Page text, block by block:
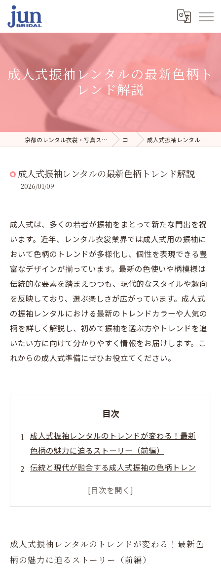
成人式振袖レンタルの最新色柄ト
レンド解説
京都のレンタル衣裳・写真スタジオならジュンブライダル コラム 成人式振袖レンタルの最新色柄トレンド解説
成人式振袖レンタルの最新色柄トレンド解説
2026/01/09
成人式は、多くの若者が振袖をまとって新たな門出を祝
います。近年、レンタル衣裳業界では成人式用の振袖に
おいて色柄のトレンドが多様化し、個性を表現できる豊
富なデザインが揃っています。最新の色使いや柄模様は
伝統的な要素を踏まえつつも、現代的なスタイルや趣向
を反映しており、選ぶ楽しさが広がっています。成人式
の振袖レンタルにおける最新のトレンドカラーや人気の
柄を詳しく解説し、初めて振袖を選ぶ方やトレンドを追
いたい方に向けて分かりやすく情報をお届けします。こ
れからの成人式準備にぜひお役立てください。
目次
成人式振袖レンタルのトレンドが変わる！最新
色柄の魅力に迫るストーリー（前編）
伝統と現代が融合する成人式振袖の色柄トレン
個性を引き立てる成人式の振袖レンタル：最新
トレンド色柄で迎える新たな門出（後編）
成人式振袖レンタルのトレンドが変わる！最新色
柄の魅力に迫るストーリー（前編）